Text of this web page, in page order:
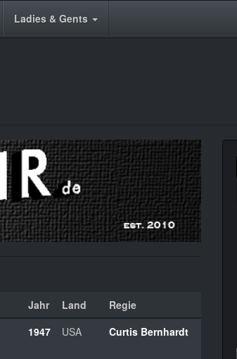
Ladies & Gents
Jahr Land Regie
1947 USA Curtis Bernhardt